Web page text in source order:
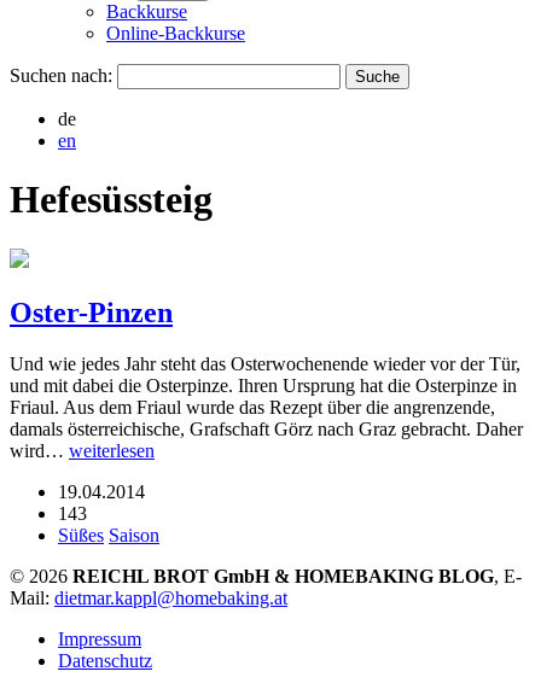
Backkurse
Online-Backkurse
Suchen nach:
de
en
Hefesüssteig
Oster-Pinzen
Und wie jedes Jahr steht das Osterwochenende wieder vor der Tür,
und mit dabei die Osterpinze. Ihren Ursprung hat die Osterpinze in
Friaul. Aus dem Friaul wurde das Rezept über die angrenzende,
damals österreichische, Grafschaft Görz nach Graz gebracht. Daher
wird… weiterlesen
19.04.2014
143
Süßes Saison
© 2026 REICHL BROT GmbH & HOMEBAKING BLOG, E-
Mail: dietmar.kappl@homebaking.at
Impressum
Datenschutz